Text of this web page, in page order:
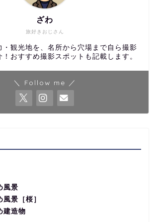
旅好きおじさん
ざわ
・観光地を、名所から穴場まで自ら撮影
！おすすめ撮影スポットも記載します。
＼ Follow me ／
風景
風景［桜］
建造物